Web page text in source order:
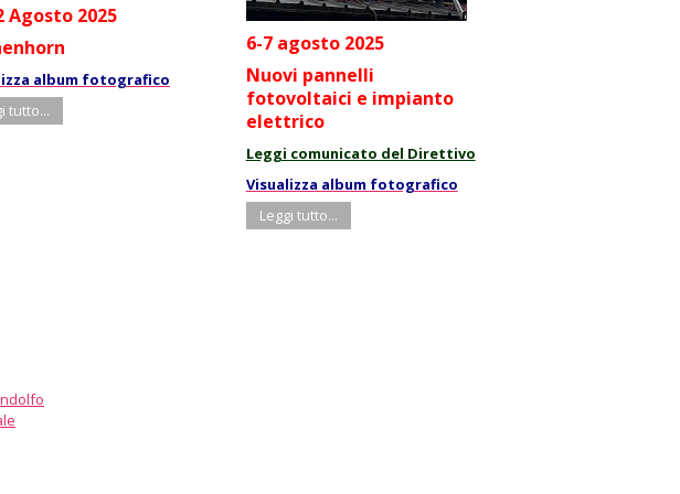
Agosto 2025
album fotografico
tutto...
6-7 agosto 2025
Nuovi pannelli
fotovoltaici e impianto
elettrico
Leggi comunicato del Direttivo
Visualizza album fotografico
Leggi tutto...